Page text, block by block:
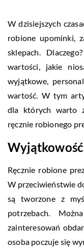
W dzisiejszych
robione upominki,
sklepach.
wartości, jakie
wyjątkowe,
wartość. W tym
dla których warto
ręcznie robionego
Wyjątkowość
Ręcznie robione
W przeciwieństwie
są tworzone z
potrzebach.
zainteresowań
osoba poczuje się